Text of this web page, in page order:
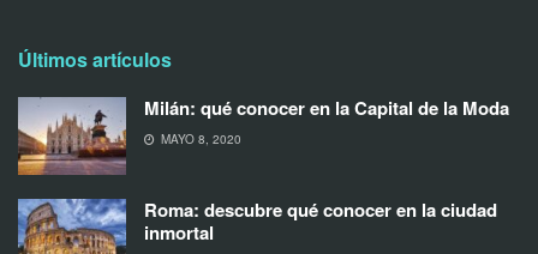
Últimos artículos
Milán: qué conocer en la Capital de la Moda
MAYO 8, 2020
Roma: descubre qué conocer en la ciudad
inmortal